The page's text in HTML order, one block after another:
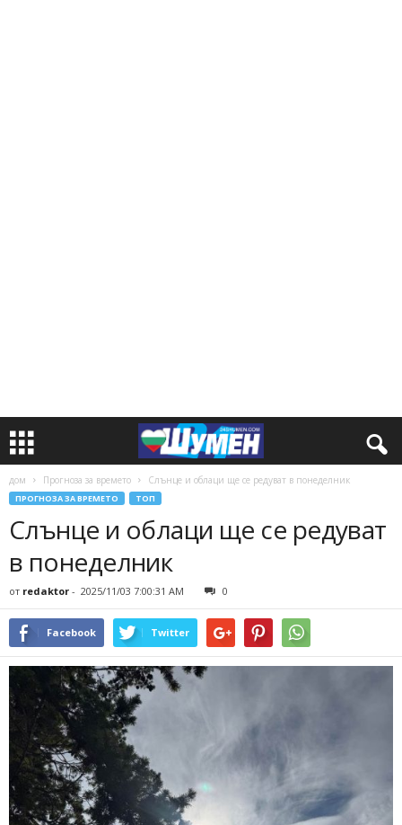
дом Прогноза за времето Слънце и облаци ще се редуват в понеделник
ПРОГНОЗА ЗА ВРЕМЕТО ТОП
Слънце и облаци ще се редуват
в понеделник
от redaktor - 2025/11/03 7:00:31 AM 0
Facebook Twitter